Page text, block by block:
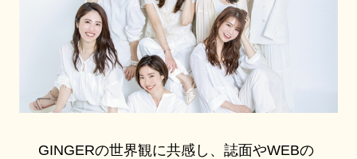
GINGERの世界観に共感し、誌面やWEBの